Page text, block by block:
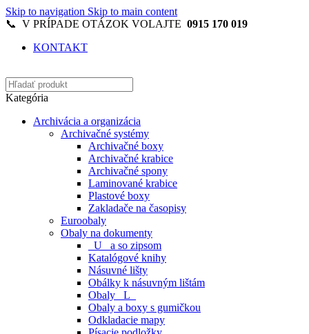
Skip to navigation Skip to main content
📞 V PRÍPADE OTÁZOK VOLAJTE 0915 170 019
KONTAKT
Kategória
Archivácia a organizácia
Archivačné systémy
Archivačné boxy
Archivačné krabice
Archivačné spony
Laminované krabice
Plastové boxy
Zakladače na časopisy
Euroobaly
Obaly na dokumenty
_U_ a so zipsom
Katalógové knihy
Násuvné lišty
Obálky k násuvným lištám
Obaly _L_
Obaly a boxy s gumičkou
Odkladacie mapy